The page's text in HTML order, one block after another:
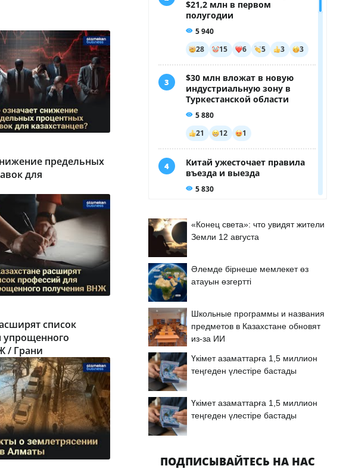
предельных
для
список
упрощенного
/ Грани
«Конец света»: что увидят жители
Земли 12 августа
Әлемде бірнеше мемлекет өз
атауын өзгертті
Школьные программы и названия
предметов в Казахстане обновят
из-за ИИ
Үкімет азаматтарға 1,5 миллион
теңгеден үлестіре бастады
Үкімет азаматтарға 1,5 миллион
теңгеден үлестіре бастады
ПОДПИСЫВАЙТЕСЬ НА НАС